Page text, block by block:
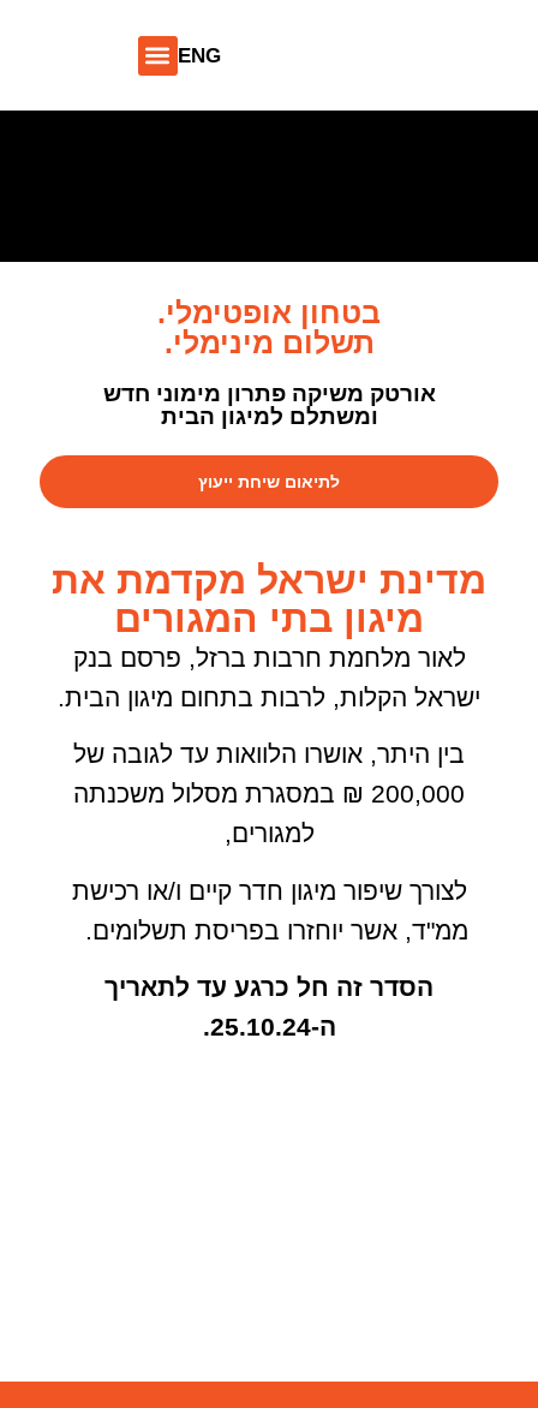
ENG
בטחון אופטימלי.
תשלום מינימלי.
אורטק משיקה פתרון מימוני חדש
ומשתלם למיגון הבית
לתיאום שיחת ייעוץ
מדינת ישראל מקדמת את
מיגון בתי המגורים
לאור מלחמת חרבות ברזל, פרסם בנק
ישראל הקלות, לרבות בתחום מיגון הבית.
בין היתר, אושרו הלוואות עד לגובה של
200,000 ₪ במסגרת מסלול משכנתה
למגורים,
לצורך שיפור מיגון חדר קיים ו/או רכישת
ממ"ד, אשר יוחזרו בפריסת תשלומים.
הסדר זה חל כרגע עד לתאריך
ה-25.10.24.